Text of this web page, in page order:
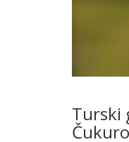
Turski